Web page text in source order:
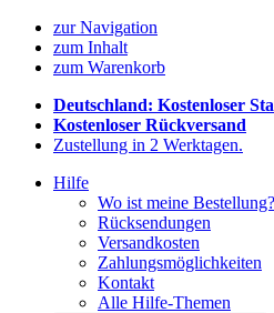
zur Navigation
zum Inhalt
zum Warenkorb
Deutschland: Kostenloser
Kostenloser Rückversand
Zustellung in 2 Werktagen.
Hilfe
Wo ist meine Bestellung?
Rücksendungen
Versandkosten
Zahlungsmöglichkeiten
Kontakt
Alle Hilfe-Themen